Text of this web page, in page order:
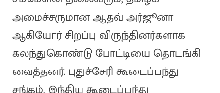
அமைச்சருமான ஆதவ் அர்ஜூனா
ஆகியோர் சிறப்பு விருந்தினர்களாக
கலந்துகொண்டு போட்டியை தொடங்கி
வைத்தனர். புதுச்சேரி கூடைப்பந்து